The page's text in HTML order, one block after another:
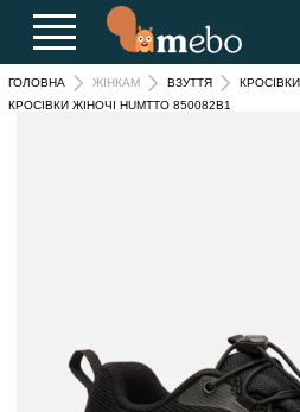
ГОЛОВНА ЖІНКАМ ВЗУТТЯ
КРОСІВКИ
КРОСІВКИ ЖІНОЧІ HUMTTO 850082B1